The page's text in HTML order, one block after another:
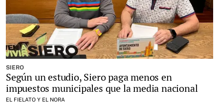
SIERO
Según un estudio, Siero paga menos en
impuestos municipales que la media nacional
EL FIELATO Y EL NORA